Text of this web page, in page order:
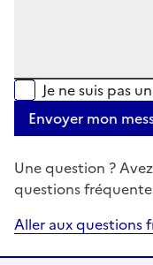
Je ne suis pas
Envoyer mon
Une question ?
questions
Aller aux questions